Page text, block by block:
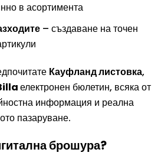
в асортимента
– създаване на точен
Кауфланд листовка,
електронен бюлетин, всяка от
информация и реална
пазаруване.
брошура?